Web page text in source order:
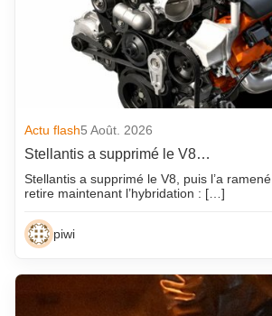
Actu flash5 Août. 2026
Stellantis a supprimé le V8…
Stellantis a supprimé le V8, puis l’a
retire maintenant l’hybridation : […]
piwi